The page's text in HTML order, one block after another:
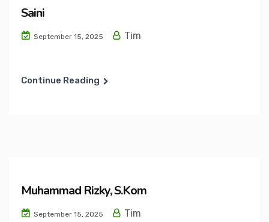
Saini
September 15, 2025 Tim
Continue Reading
Muhammad Rizky, S.Kom
September 15, 2025 Tim